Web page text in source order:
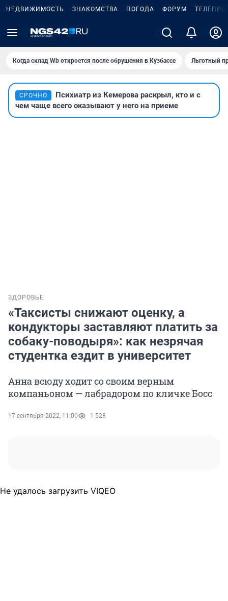
НЕДВИЖИМОСТЬ ЗНАКОМСТВА ПОГОДА ФОРУМ
Когда склад Wb откроется после обрушения в Кузбассе Льготный
СРОЧНО
Психиатр из Кемерова раскрыл, кто и с
чем чаще всего оказывают у него на приеме
ЗДОРОВЬЕ
«Таксисты снижают оценку, а
кондукторы заставляют платить за
собаку-поводыря»: как незрячая
студентка ездит в университет
Анна всюду ходит со своим верным
компаньоном — лабрадором по кличке Босс
17 сентября 2022, 11:00 1 528
Не удалось загрузить VIQEO